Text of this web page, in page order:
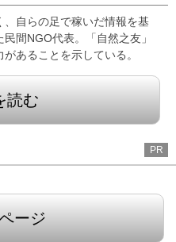
自らの足で稼いだ情報を基
間NGO代表。「自然之友」
あることを示している。
読む
PR
ージ